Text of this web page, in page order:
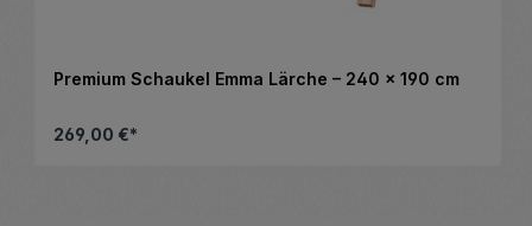
Premium Schaukel Emma Lärche – 240 x 190 cm
269,00 €*